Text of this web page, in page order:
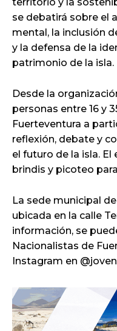
territorio y la
se debatirá sobre el
mental, la inclusión
y la defensa de la
patrimonio de la isla.
Desde la
personas entre 16 y
Fuerteventura a
reflexión, debate y
el futuro de la isla. El
brindis y picoteo
La sede municipal
ubicada en la calle
información, se
Nacionalistas de
Instagram en